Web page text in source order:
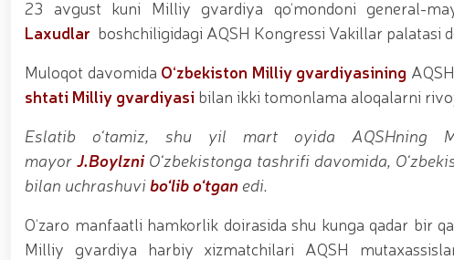
kiritilgan oʻsimlikni noqonuniy ravishda olib
vositalari olib qo‘yildi / / Farg‘ona viloyatida
markazida navbatdagi tinglovchilar uchun sertifikat
nufuzli ko‘rgazmasi yuqori saviyada bo'lib o'tdi. //
jarayonlari davom etmoqda / / Davlatimiz rahbarining
belgilab bergan vazifalari yuzasidan, Milliy gvardiya
o‘tkazildi / / Milliy gvardiya Surxondaryo viloyati
voleybol bo‘yicha o‘tkazilgan musobaqada faxrli
universiteti dotsentlari ishtirokidagi ochiq muloqot / /
xususiyatlari” mavzusida ko‘rgazmali mashg‘ulot
uchuvchisiz uchadigan apparatlarini qo‘llash
o‘qilishi vaqtida jamoat tartibi hamda fuqarolar
23 avgust kuni Milliy gvardiya qo‘mondoni general-
Laxudlar boshchiligidagi AQSH Kongressi Vakillar palatasi
Muloqot davomida O‘zbekiston Milliy gvardiyasining
shtati Milliy gvardiyasi bilan ikki tomonlama aloqalarni
Eslatib o‘tamiz, shu yil mart oyida AQSHning
mayorJ.Boylzni O‘zbekistonga tashrifi davomida,
bilan uchrashuvibo‘lib o‘tganedi.
O‘zaro manfaatli hamkorlik doirasida shu kunga qadar bir
Milliy gvardiya harbiy xizmatchilari AQSH